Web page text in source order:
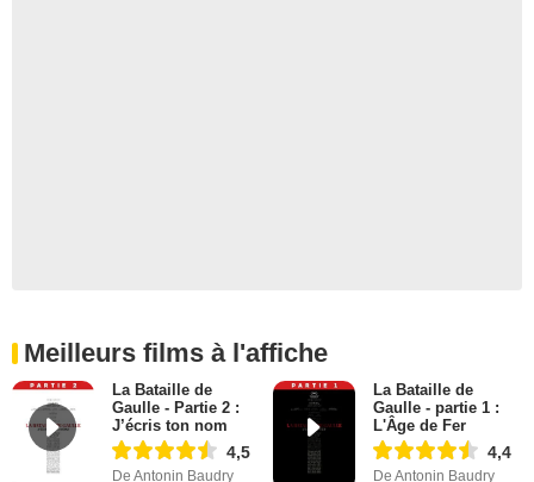
Meilleurs films à l'affiche
La Bataille de
Gaulle - Partie 2 :
J’écris ton nom
4,5
De Antonin Baudry
La Bataille de
Gaulle - partie 1 :
L'Âge de Fer
4,4
De Antonin Baudry